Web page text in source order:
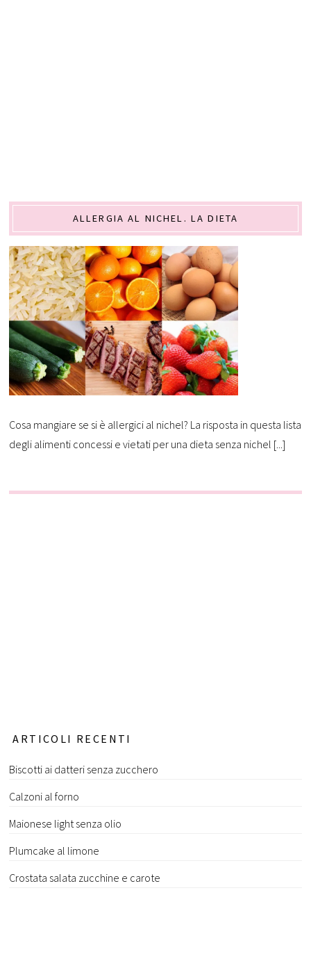
ALLERGIA AL NICHEL. LA DIETA
Cosa mangiare se si è allergici al nichel? La risposta in questa lista
degli alimenti concessi e vietati per una dieta senza nichel [...]
ARTICOLI RECENTI
Biscotti ai datteri senza zucchero
Calzoni al forno
Maionese light senza olio
Plumcake al limone
Crostata salata zucchine e carote